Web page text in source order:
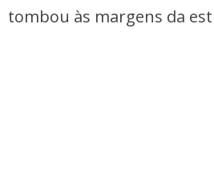
tombou às margens da